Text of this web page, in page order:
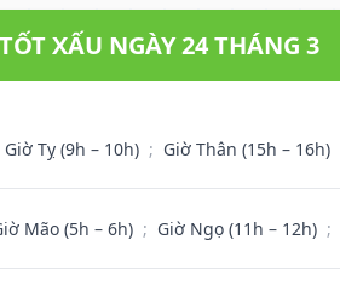
XẤU NGÀY 24 THÁNG 3
Giờ Tỵ (9h – 10h) ; Giờ Thân (15h – 16h)
Mão (5h – 6h) ; Giờ Ngọ (11h – 12h) ;